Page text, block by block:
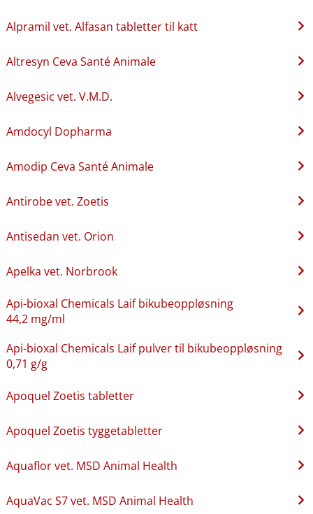
Alpramil vet. Alfasan tabletter til katt
Altresyn Ceva Santé Animale
Alvegesic vet. V.M.D.
Amdocyl Dopharma
Amodip Ceva Santé Animale
Antirobe vet. Zoetis
Antisedan vet. Orion
Apelka vet. Norbrook
Api-bioxal Chemicals Laif bikubeoppløsning
44,2 mg/ml
Api-bioxal Chemicals Laif pulver til bikubeoppløsning
0,71 g/g
Apoquel Zoetis tabletter
Apoquel Zoetis tyggetabletter
Aquaflor vet. MSD Animal Health
AquaVac S7 vet. MSD Animal Health